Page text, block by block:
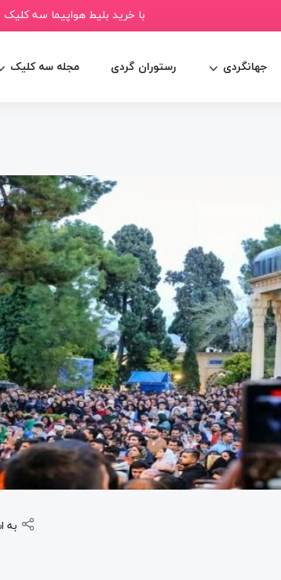
با خرید بلیط هواپیما سه
جهانگردی رستوران گردی مجله سه کلیک
به